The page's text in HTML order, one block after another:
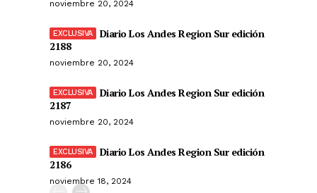
noviembre 20, 2024
Diario Los Andes Region Sur edición
2188
noviembre 20, 2024
Diario Los Andes Region Sur edición
2187
noviembre 20, 2024
Diario Los Andes Region Sur edición
2186
noviembre 18, 2024